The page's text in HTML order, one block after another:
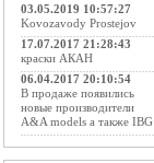
03.05.2019 10:57:27
Kovozavody Prostejov
17.07.2017 21:28:43
краски АКАН
06.04.2017 20:10:54
В продаже появились
новые производители
A&A models а также IBG